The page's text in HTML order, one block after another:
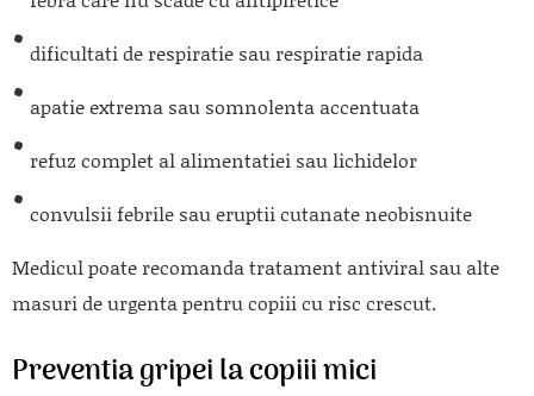
dificultati de respiratie sau respiratie rapida
apatie extrema sau somnolenta accentuata
refuz complet al alimentatiei sau lichidelor
convulsii febrile sau eruptii cutanate neobisnuite
Medicul poate recomanda tratament antiviral sau alte
masuri de urgenta pentru copiii cu risc crescut.
Preventia gripei la copiii mici